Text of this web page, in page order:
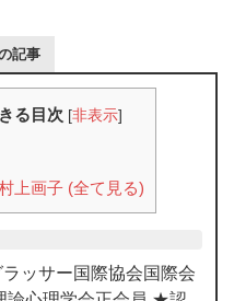
記事
る目次 [非表示]
上画子 (全て見る)
ッサー国際協会国際会